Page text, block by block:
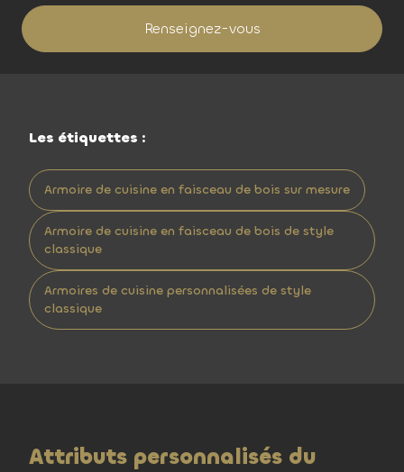
Renseignez-vous
Les étiquettes :
Armoire de cuisine en faisceau de bois sur mesure
Armoire de cuisine en faisceau de bois de style
classique
Armoires de cuisine personnalisées de style
classique
Attributs personnalisés du